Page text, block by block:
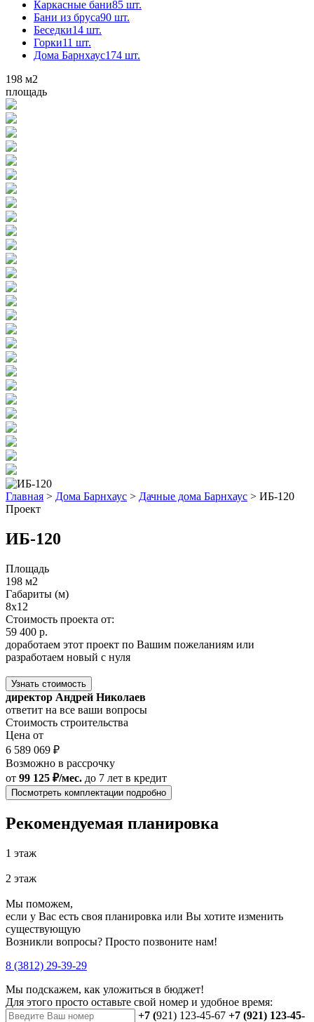
Каркасные бани85 шт.
Бани из бруса90 шт.
Беседки14 шт.
Горки11 шт.
Дома Барнхаус174 шт.
198 м2
площадь
Главная > Дома Барнхаус > Дачные дома Барнхаус > ИБ-120
Проект
ИБ-120
Площадь
198 м2
Габариты (м)
8x12
Стоимость проекта от:
59 400 р.
доработаем этот проект по Вашим пожеланиям или
разработаем новый с нуля
Узнать стоимость
директор Андрей Николаев
ответит на все ваши вопросы
Стоимость строительства
Цена от
6 589 069 ₽
Возможно в рассрочку
от 99 125 ₽/мес. до 7 лет в кредит
Посмотреть комплектации подробно
Рекомендуемая планировка
1 этаж
2 этаж
Мы поможем,
если у Вас есть своя планировка или Вы хотите изменить
существующую
Возникли вопросы? Просто позвоните нам!
8 (3812) 29-39-29
Мы подскажем, как уложиться в бюджет!
Для этого просто оставьте свой номер и удобное время:
+7 (921) 123-45-67 +7 (921) 123-45-